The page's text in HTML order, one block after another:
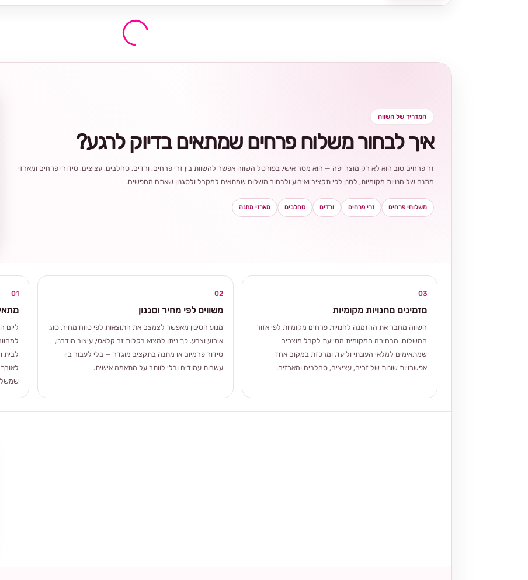
המדריך של השווה
איך לבחור משלוח פרחים שמתאים בדיוק לרגע?
זר פרחים טוב הוא לא רק מוצר יפה — הוא מסר אישי. בפורטל השווה אפשר להשוות בין זרי פרחים, ורדים, סחלבים, עציצים, סידורי פרחים ומארזי
מתנה של חנויות מקומיות, לסנן לפי תקציב ואירוע ולבחור משלוח שמתאים למקבל ולסגנון שאתם מחפשים.
משלוחי פרחים זרי פרחים ורדים סחלבים מארזי מתנה
01
ליום
לבית
02
משווים לפי מחיר וסגנון
מנוע הסינון מאפשר לצמצם את התוצאות לפי טווח מחיר, סוג
אירוע וצבע. כך ניתן למצוא בקלות זר קלאסי, עיצוב מודרני,
סידור פרמיום או מתנה בתקציב מוגדר — בלי לעבור בין
עשרות עמודים ובלי לוותר על התאמה אישית.
03
מזמינים מחנויות מקומיות
השווה מחבר את ההזמנה לחנויות פרחים מקומיות לפי אזור
המשלוח. הבחירה המקומית מסייעת לקבל מוצרים
שמתאימים למלאי העונתי וליעד, ומרכזת במקום אחד
אפשרויות שונות של זרים, עציצים, סחלבים ומארזים.